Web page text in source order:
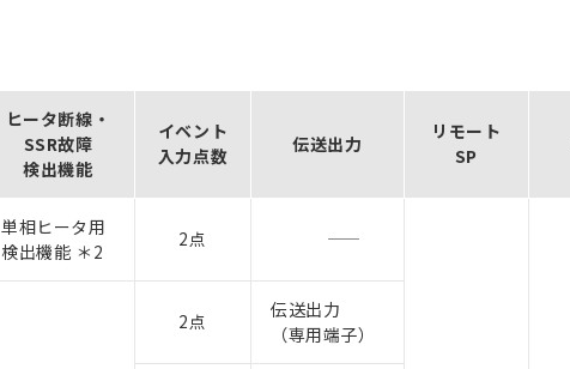
ヒータ断線・
SSR故障
検出機能
イベント
入力点数
伝送出力
リモート
SP
単相ヒータ用
検出機能 ＊2
2点
2点
伝送出力
（専用端子）